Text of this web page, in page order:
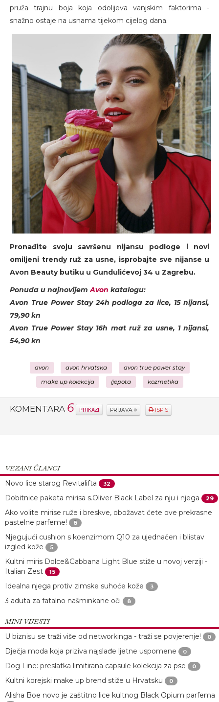
pruža trajnu boja koja odolijeva vanjskim faktorima -
snažno ostaje na usnama tijekom cijelog dana.
Pronađite svoju savršenu nijansu podloge i novi
omiljeni trendy ruž za usne, isprobajte sve nijanse u
Avon Beauty butiku u Gundulićevoj 34 u Zagrebu.
Ponuda u najnovijem Avon katalogu:
Avon True Power Stay 24h podloga za lice, 15 nijansi,
79,90 kn
Avon True Power Stay 16h mat ruž za usne, 1 nijansi,
54,90 kn
avon avon hrvatska avon true power stay
make up kolekcija ljepota kozmetika
KOMENTARA 6 PRIKAŽI PRIJAVA ISPIS
VEZANI ČLANCI
Novo lice starog Revitalifta
32
Dobitnice paketa mirisa s.Oliver Black Label za nju i njega 29
Ako volite mirise ruže i breskve, obožavat ćete ove prekrasne
pastelne parfeme!
8
Njegujući cushion s koenzimom Q10 za ujednačen i blistav
izgled kože
5
Kultni miris Dolce&Gabbana Light Blue stiže u novoj verziji -
Italian Zest
15
Idealna njega protiv zimske suhoće kože 3
3 aduta za fatalno našminkane oči 8
MINI VIJESTI
U biznisu se traži više od networkinga - traži se povjerenje!
0
Dječja moda koja priziva najslađe ljetne uspomene 0
Dog Line: preslatka limitirana capsule kolekcija za pse 0
Kultni korejski make up brend stiže u Hrvatsku 0
Alisha Boe novo je zaštitno lice kultnog Black Opium parfema